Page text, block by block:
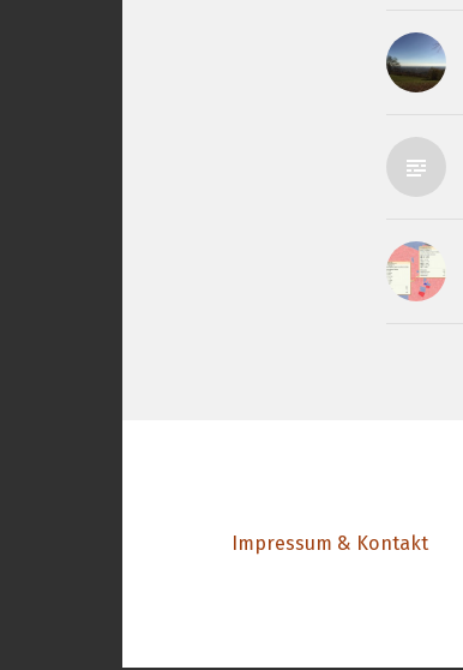
Impressum & Kontakt